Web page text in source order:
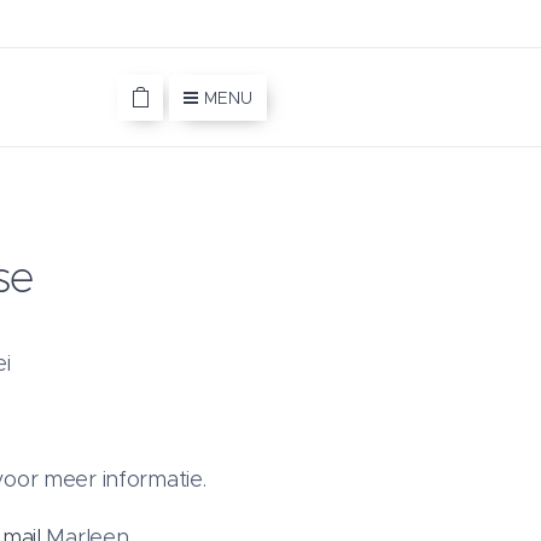
MENU
meer informatie.